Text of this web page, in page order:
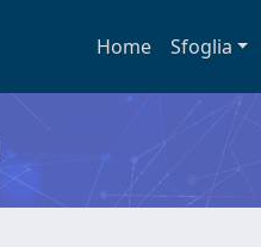
Home Sfoglia